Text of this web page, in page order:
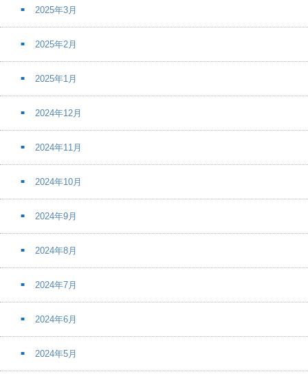
2025年3月
2025年2月
2025年1月
2024年12月
2024年11月
2024年10月
2024年9月
2024年8月
2024年7月
2024年6月
2024年5月